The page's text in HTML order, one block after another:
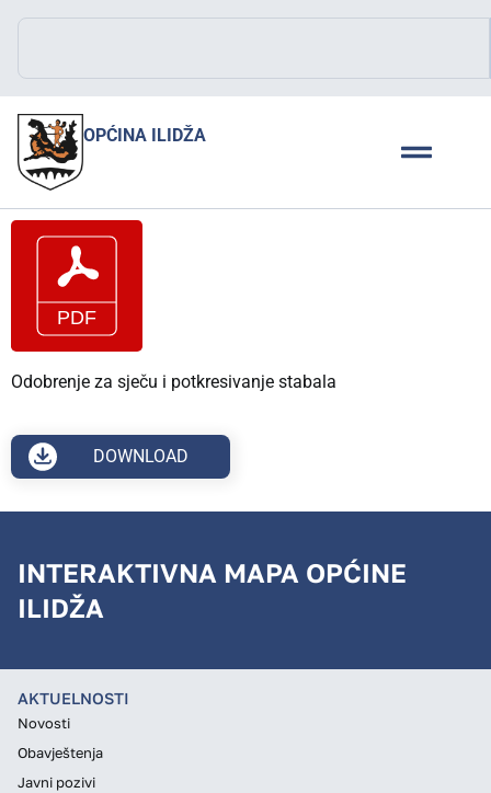
OPĆINA ILIDŽA
Odobrenje za sječu i potkresivanje stabala
DOWNLOAD
INTERAKTIVNA MAPA OPĆINE
ILIDŽA
AKTUELNOSTI
Novosti
Obavještenja
Javni pozivi